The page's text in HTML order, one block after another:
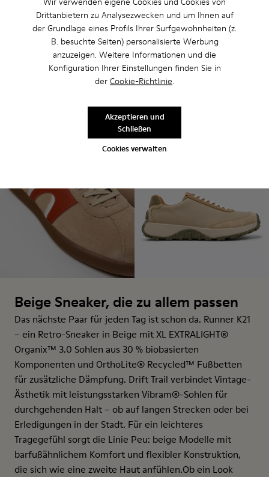
Drittanbietern zu Analysezwecken und um Ihnen auf
der Grundlage eines Profils Ihrer Surfgewohnheiten (z.
B. besuchte Seiten) personalisierte Werbung
anzuzeigen. Weitere Informationen und die
Konfiguration Ihrer Einstellungen finden Sie in
der Cookie-Richtlinie.
Cookies verwalten
Akzeptieren und
Schließen
und flexiblen Sohlen, die Schritt halten. Und das Beste:
Sie sehen neu aus der Box genauso gut aus wie
eingetragen. Beige zeigt sich in einigen der
vielseitigsten Modelle – dezent genug für den Alltag,
markant genug für alles andere.
Beige Sneaker, die zu allem passen
Das nächste Paar für jeden Tag ist schon da. Runner K21
– ein Retro-Sneaker in Beige mit XL EXTRALIGHT®
Organix™ 3.0 Sohlen aus 30 % biobasierten
Komponenten und OrthoLite® Recycled™ Fußbetten
für zusätzliche Dämpfung. Drift Trail verbindet Vintage-
Ästhetik mit leistungsstarken Vibram®-Sohlen für
durchgehenden Halt – ob auf langen Strecken oder bei
Erledigungen in der Stadt. Für ein leichteres
Tragegefühl sorgt die Linie Peu: beige Modelle mit
barfußähnlichem Komfort und flexibler Konstruktion,
die sich wie eine zweite Haut anfühlen.Ob ein Look